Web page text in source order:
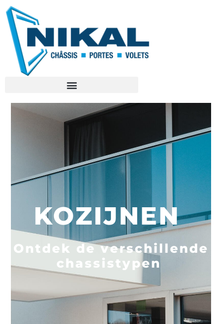
KOZIJNEN
Ontdek de verschillende
chassistypen